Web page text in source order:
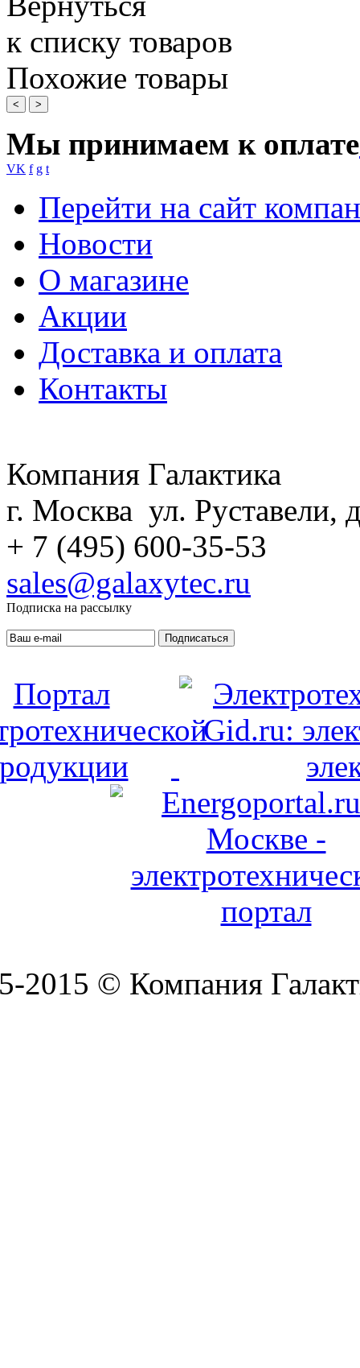
к списку товаров
Похожие товары
< >
Мы принимаем к оплате
VK f g t
Перейти на сайт
Новости
О магазине
Акции
Доставка и оплата
Контакты
Компания Галактика
г. Москва ул. Руставели,
+ 7 (495) 600-35-53
sales@galaxytec.ru
Подписка на рассылку
Подписаться
2015 © Компания